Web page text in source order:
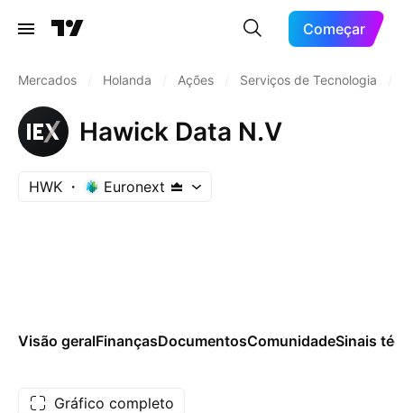
Começar
Mercados Holanda Ações Serviços de Tecnologia
Hawick Data N.V
HWK Euronext
Visão geralFinançasDocumentosComunidadeSinais
Gráfico completo